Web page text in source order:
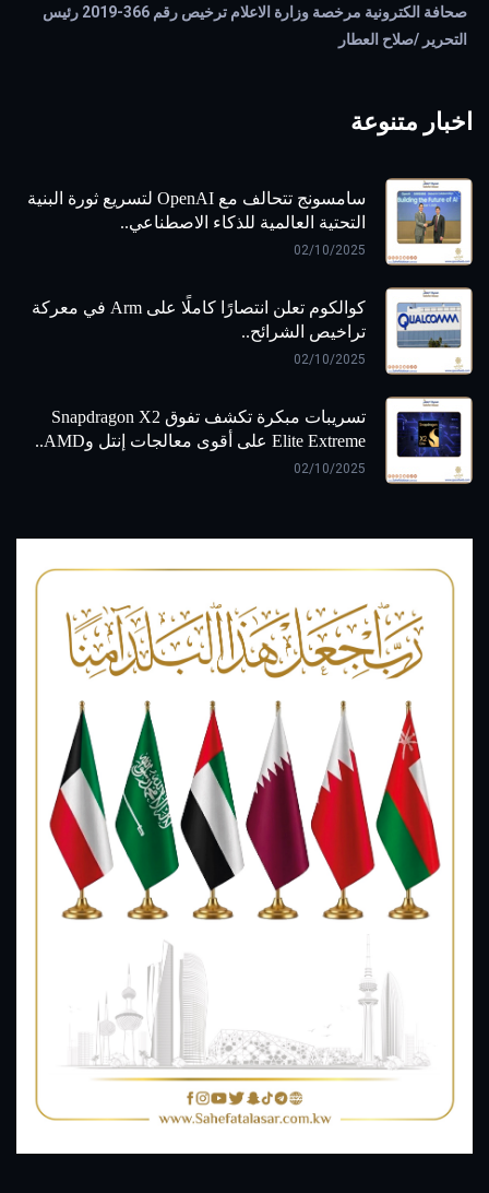
صحافة الكترونية مرخصة وزارة الاعلام ترخيص رقم 366-2019 رئيس
التحرير /صلاح العطار
اخبار متنوعة
سامسونج تتحالف مع OpenAI لتسريع ثورة البنية
التحتية العالمية للذكاء الاصطناعي..
02/10/2025
كوالكوم تعلن انتصارًا كاملًا على Arm في معركة
تراخيص الشرائح..
02/10/2025
تسريبات مبكرة تكشف تفوق Snapdragon X2
Elite Extreme على أقوى معالجات إنتل وAMD..
02/10/2025